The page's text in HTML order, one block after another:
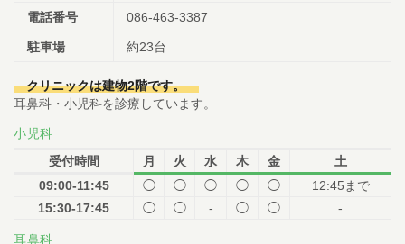
電話番号 086-463-3387
駐車場 約23台
クリニックは建物2階です。
耳鼻科・小児科を診療しています。
小児科
受付時間
月 火 水 木 金
土
09:00-11:45
◯ ◯ ◯ ◯ ◯
12:45まで
15:30-17:45
◯ ◯ - ◯ ◯ -
耳鼻科